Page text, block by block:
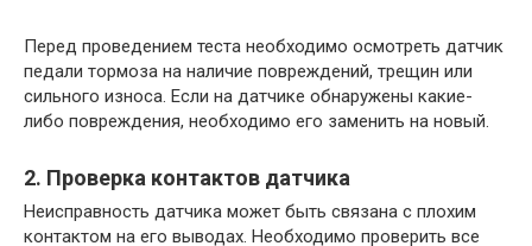
Перед проведением теста необходимо осмотреть датчик
педали тормоза на наличие повреждений, трещин или
сильного износа. Если на датчике обнаружены какие-
либо повреждения, необходимо его заменить на новый.
2. Проверка контактов датчика
Неисправность датчика может быть связана с плохим
контактом на его выводах. Необходимо проверить все